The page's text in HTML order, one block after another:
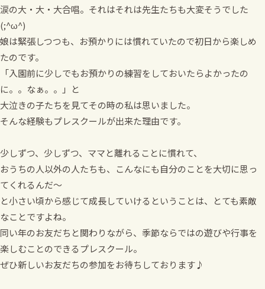
涙の大・大・大合唱。それはそれは先生たちも大変そうでした
(;^ω^)
娘は緊張しつつも、お預かりには慣れていたので初日から楽しめ
たのです。
「入園前に少しでもお預かりの練習をしておいたらよかったの
に。。なぁ。。」と
大泣きの子たちを見てその時の私は思いました。
そんな経験もプレスクールが出来た理由です。
少しずつ、少しずつ、ママと離れることに慣れて、
おうちの人以外の人たちも、こんなにも自分のことを大切に思っ
てくれるんだ～
と小さい頃から感じて成長していけるということは、とても素敵
なことですよね。
同い年のお友だちと関わりながら、季節ならではの遊びや行事を
楽しむことのできるプレスクール。
ぜひ新しいお友だちの参加をお待ちしております♪